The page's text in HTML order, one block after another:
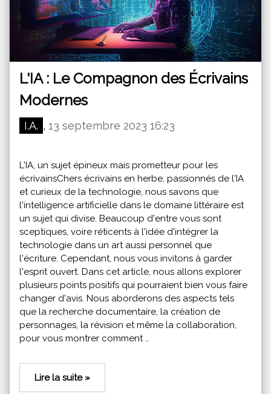
L'IA : Le Compagnon des Écrivains
Modernes
I.A. , 13 septembre 2023 16:23
L'IA, un sujet épineux mais prometteur pour les
écrivainsChers écrivains en herbe, passionnés de l'IA
et curieux de la technologie, nous savons que
l'intelligence artificielle dans le domaine littéraire est
un sujet qui divise. Beaucoup d'entre vous sont
sceptiques, voire réticents à l'idée d'intégrer la
technologie dans un art aussi personnel que
l'écriture. Cependant, nous vous invitons à garder
l'esprit ouvert. Dans cet article, nous allons explorer
plusieurs points positifs qui pourraient bien vous faire
changer d'avis. Nous aborderons des aspects tels
que la recherche documentaire, la création de
personnages, la révision et même la collaboration,
pour vous montrer comment …
Lire la suite »